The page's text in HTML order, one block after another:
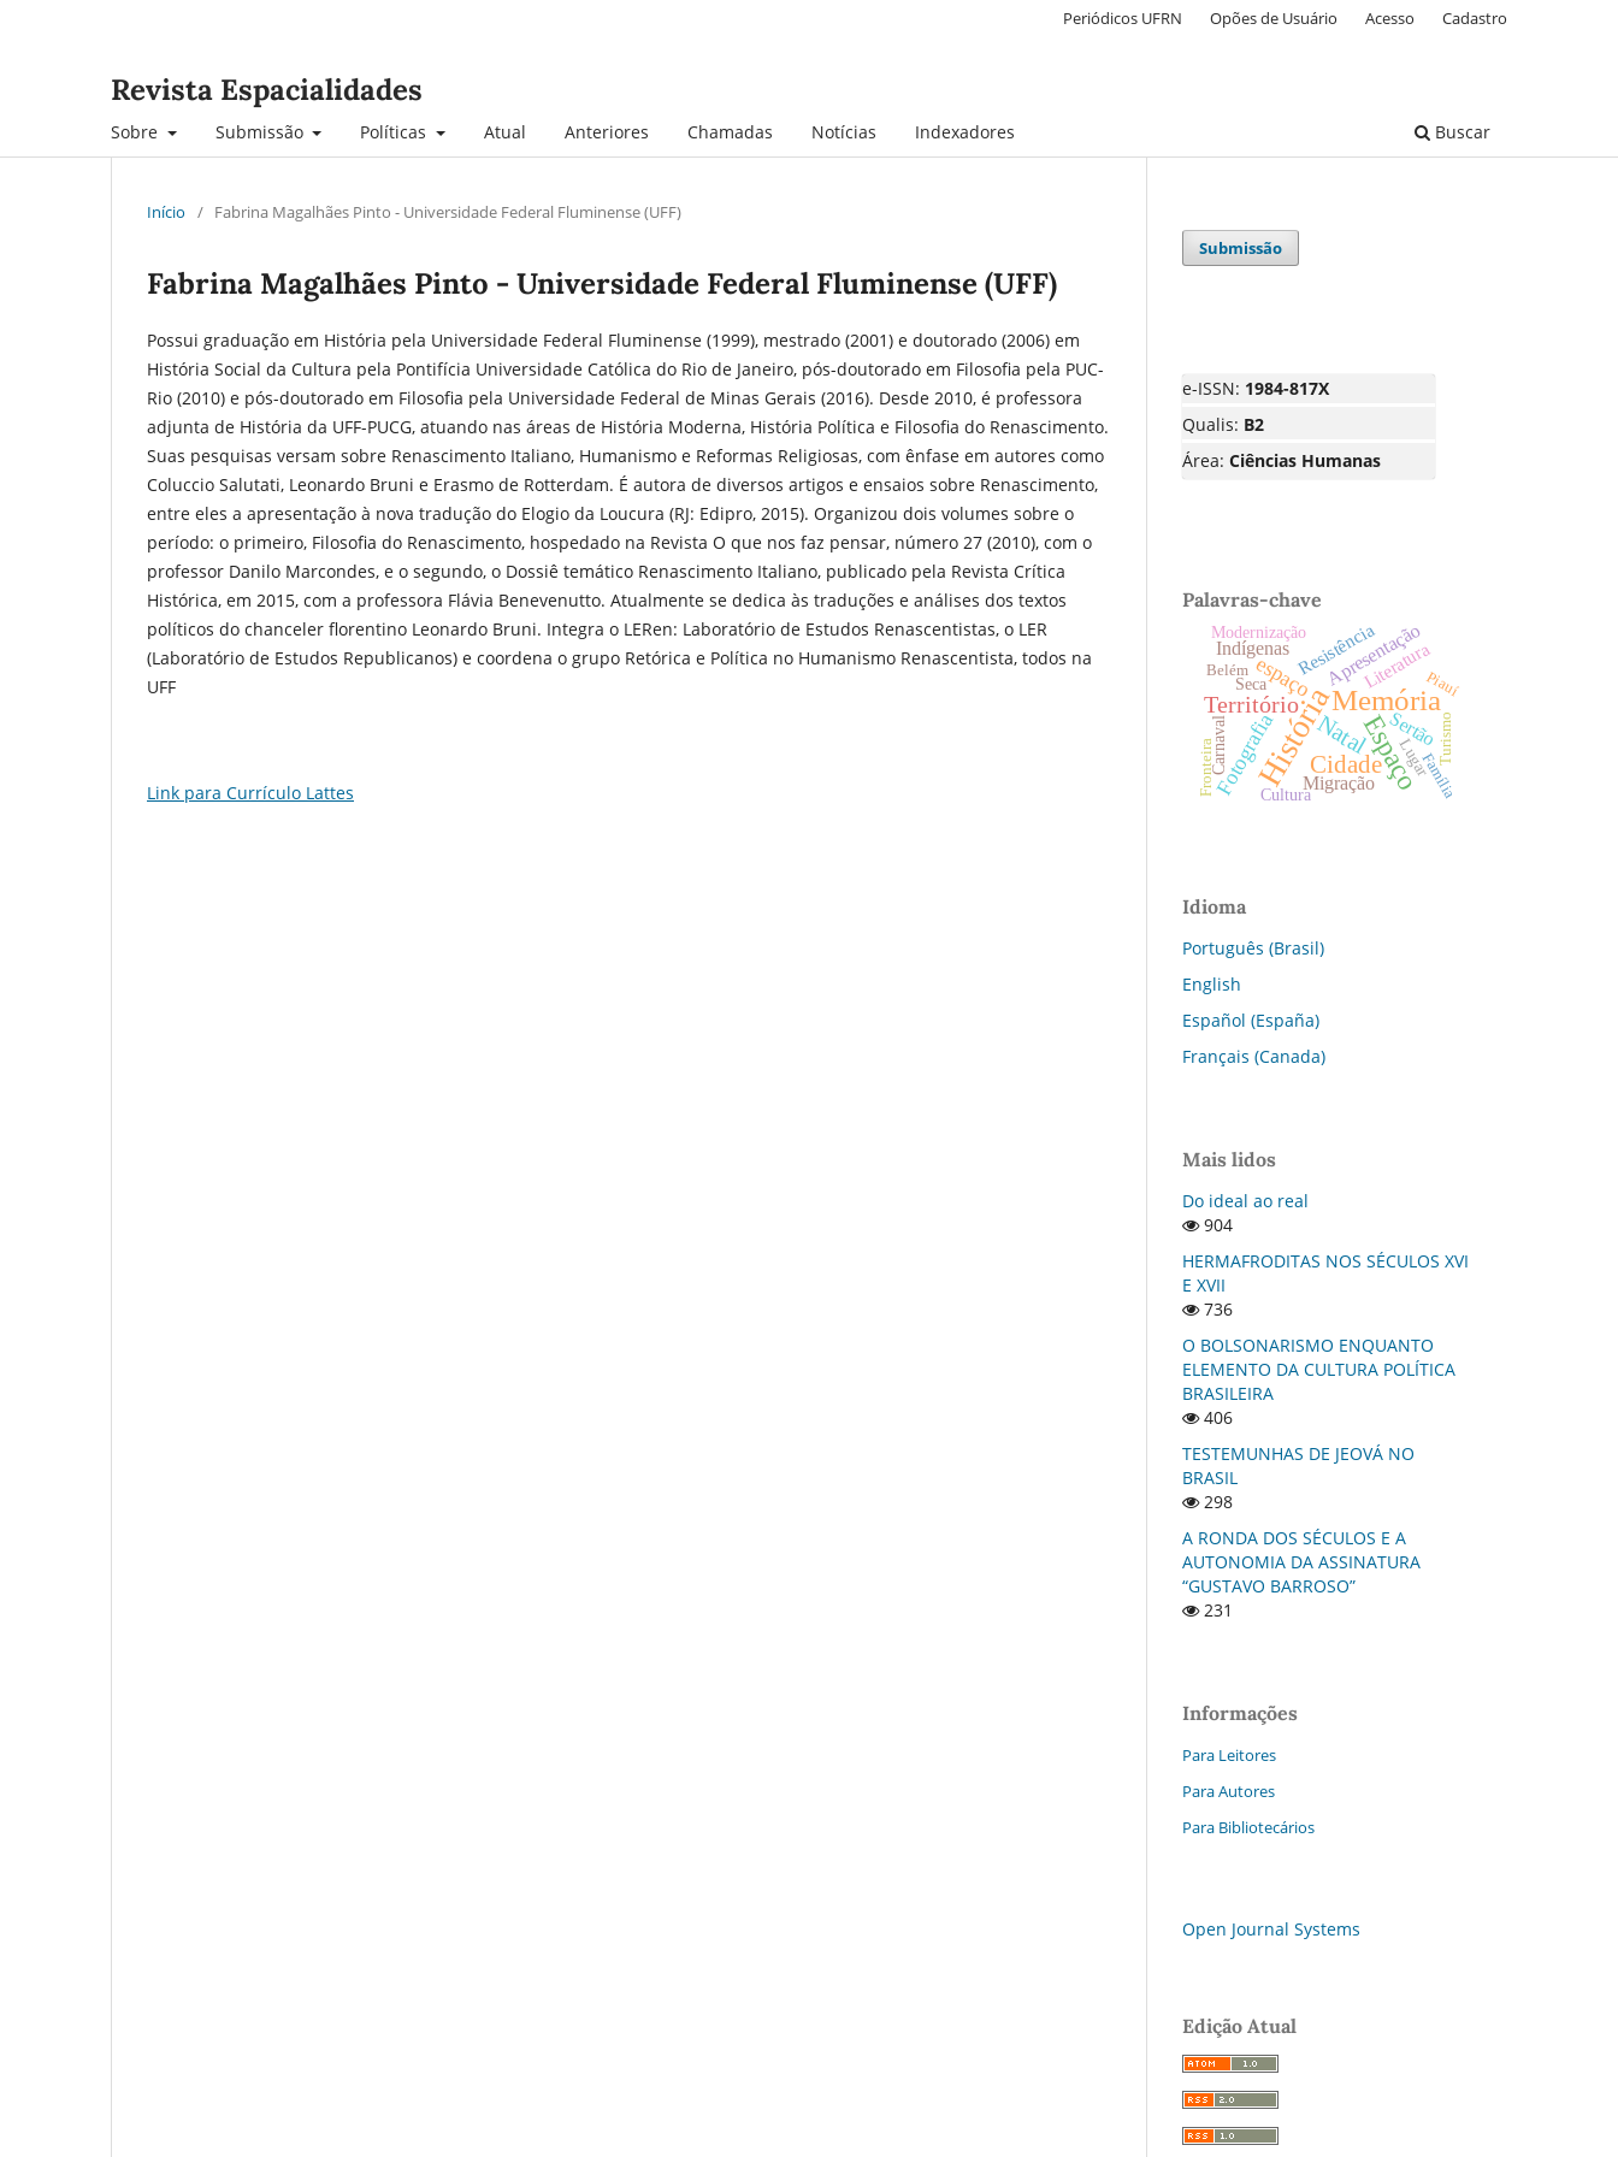
Revista Espacialidades
Sobre Submissão Políticas Atual Anteriores Chamadas Notícias Indexadores Buscar
Periódicos UFRN Opões de Usuário Acesso Cadastro
Início / Fabrina Magalhães Pinto - Universidade Federal Fluminense (UFF)
Fabrina Magalhães Pinto - Universidade Federal Fluminense (UFF)
Possui graduação em História pela Universidade Federal Fluminense (1999), mestrado (2001) e doutorado (2006) em
História Social da Cultura pela Pontifícia Universidade Católica do Rio de Janeiro, pós-doutorado em Filosofia pela PUC-
Rio (2010) e pós-doutorado em Filosofia pela Universidade Federal de Minas Gerais (2016). Desde 2010, é professora
adjunta de História da UFF-PUCG, atuando nas áreas de História Moderna, História Política e Filosofia do Renascimento.
Suas pesquisas versam sobre Renascimento Italiano, Humanismo e Reformas Religiosas, com ênfase em autores como
Coluccio Salutati, Leonardo Bruni e Erasmo de Rotterdam. É autora de diversos artigos e ensaios sobre Renascimento,
entre eles a apresentação à nova tradução do Elogio da Loucura (RJ: Edipro, 2015). Organizou dois volumes sobre o
período: o primeiro, Filosofia do Renascimento, hospedado na Revista O que nos faz pensar, número 27 (2010), com o
professor Danilo Marcondes, e o segundo, o Dossiê temático Renascimento Italiano, publicado pela Revista Crítica
Histórica, em 2015, com a professora Flávia Benevenutto. Atualmente se dedica às traduções e análises dos textos
políticos do chanceler florentino Leonardo Bruni. Integra o LERen: Laboratório de Estudos Renascentistas, o LER
(Laboratório de Estudos Republicanos) e coordena o grupo Retórica e Política no Humanismo Renascentista, todos na
UFF
Link para Currículo Lattes
Submissão
e-ISSN: 1984-817X
Qualis: B2
Área: Ciências Humanas
Palavras-chave
HistóriaMemória
Espaço
Cidade
Território
Natal
Fotografia
espaço
Migração
Sertão
Apresentação
Indígenas ResistênciaLiteratura
Seca
Carnaval Lugar
Modernização
Cultura
Piauí
Família
Fronteira
Belém
Turismo
Idioma
Português (Brasil)
English
Español (España)
Français (Canada)
Mais lidos
Do ideal ao real
904
HERMAFRODITAS NOS SÉCULOS XVI
E XVII
736
O BOLSONARISMO ENQUANTO
ELEMENTO DA CULTURA POLÍTICA
BRASILEIRA
406
TESTEMUNHAS DE JEOVÁ NO
BRASIL
298
A RONDA DOS SÉCULOS E A
AUTONOMIA DA ASSINATURA
“GUSTAVO BARROSO”
231
Informações
Para Leitores
Para Autores
Para Bibliotecários
Open Journal Systems
Edição Atual